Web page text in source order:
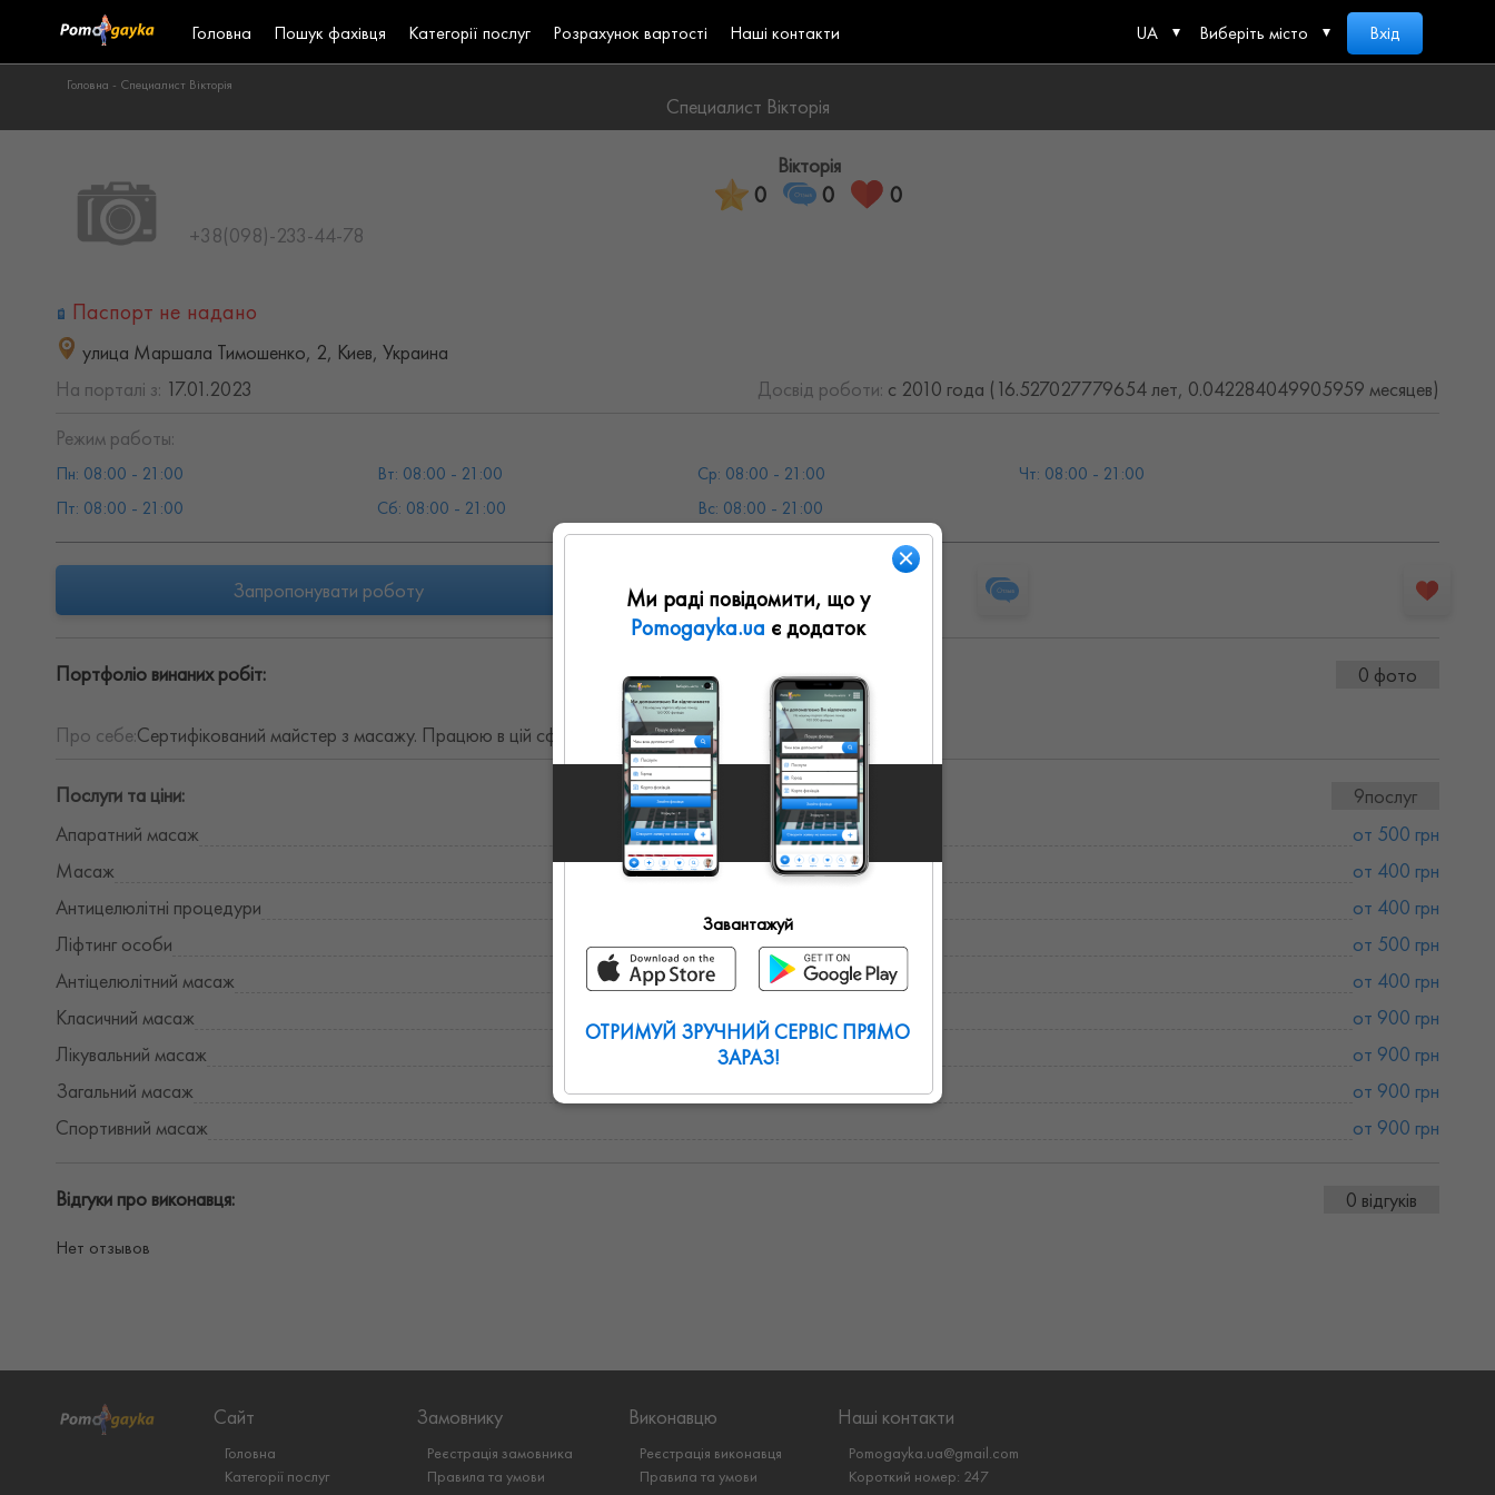
Головна Пошук фахівця Категорії послуг Розрахунок вартості Наші контакти UA Виберіть місто Вхід
Головна - Специалист Вікторія
Специалист Вікторія
Вікторія
0 0 0
+38(098)-233-44-78
Паспорт не надано
улица Маршала Тимошенко, 2, Киев, Украина
На порталі з: 17.01.2023 Досвід роботи: с 2010 года (16.527027779654 лет, 0.042284049905959 месяцев)
Режим работы:
Пн: 08:00 - 21:00 Вт: 08:00 - 21:00 Ср: 08:00 - 21:00
Чт: 08:00 - 21:00
Пт: 08:00 - 21:00
Сб: 08:00 - 21:00 Вс: 08:00 - 21:00
Запропонувати роботу
Портфоліо винаних робіт: 0 фото
Про себе:Сертифікований майстер з масажу. Працюю в цій сфері 11 років. Запис за попереднім дзвінком.
Послуги та ціни:
9послуг
Апаратний масаж
от 500 грн
Масаж
от 400 грн
Антицелюлітні процедури
от 400 грн
Ліфтинг особи
от 500 грн
Антіцелюлітний масаж
от 400 грн
Класичний масаж
от 900 грн
Лікувальний масаж
от 900 грн
Загальний масаж
от 900 грн
Спортивний масаж
от 900 грн
Відгуки про виконавця: 0 відгуків
Нет отзывов
Сайт
Головна
Категорії послуг
Замовнику
Реєстрація замовника
Правила та умови
Виконавцю
Реєстрація виконавця
Правила та умови
Наші контакти
Pomogayka.ua@gmail.com
Короткий номер: 247
Ми раді повідомити, що у
Pomogayka.ua є додаток
Завантажуй
ОТРИМУЙ ЗРУЧНИЙ СЕРВІС ПРЯМО
ЗАРАЗ!